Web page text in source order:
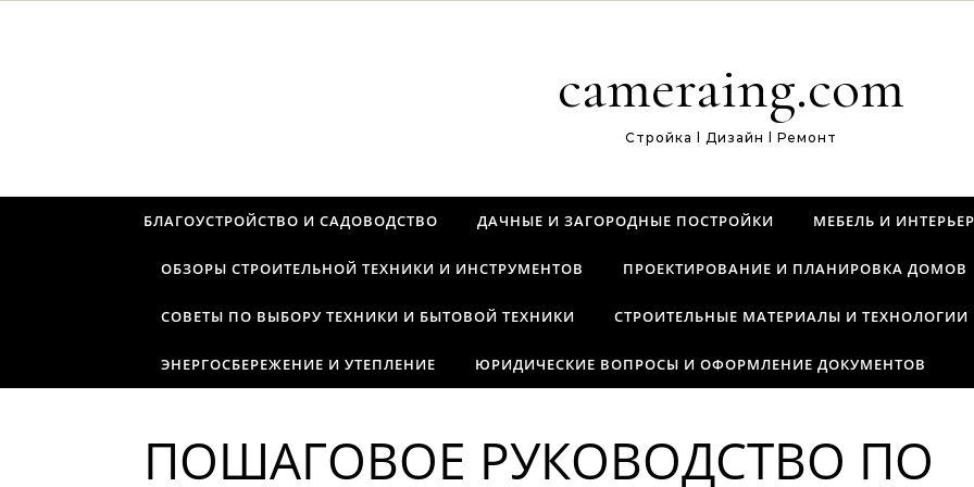
cameraing.com
Стройка l Дизайн l Ремонт
БЛАГОУСТРОЙСТВО И САДОВОДСТВО ДАЧНЫЕ И ЗАГОРОДНЫЕ ПОСТРОЙКИ МЕБЕЛЬ И
ОБЗОРЫ СТРОИТЕЛЬНОЙ ТЕХНИКИ И ИНСТРУМЕНТОВ ПРОЕКТИРОВАНИЕ И ПЛАНИРОВКА ДОМОВ
СОВЕТЫ ПО ВЫБОРУ ТЕХНИКИ И БЫТОВОЙ ТЕХНИКИ СТРОИТЕЛЬНЫЕ МАТЕРИАЛЫ И ТЕХНОЛОГИИ
ЭНЕРГОСБЕРЕЖЕНИЕ И УТЕПЛЕНИЕ ЮРИДИЧЕСКИЕ ВОПРОСЫ И ОФОРМЛЕНИЕ ДОКУМЕНТОВ
ПОШАГОВОЕ РУКОВОДСТВО ПО